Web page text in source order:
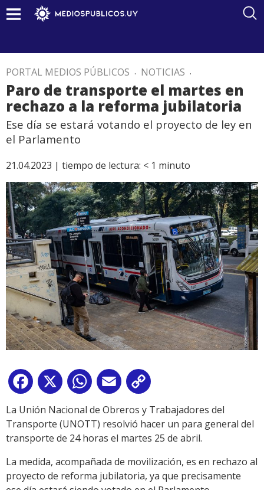
PORTAL MEDIOS PÚBLICOS . NOTICIAS .
Paro de transporte el martes en
rechazo a la reforma jubilatoria
Ese día se estará votando el proyecto de ley en
el Parlamento
21.04.2023 | tiempo de lectura: < 1 minuto
Facebook
X WhatsApp
Email
Link
La Unión Nacional de Obreros y Trabajadores del
Transporte (UNOTT) resolvió hacer un para general del
transporte de 24 horas el martes 25 de abril.
La medida, acompañada de movilización, es en rechazo al
proyecto de reforma jubilatoria, ya que precisamente